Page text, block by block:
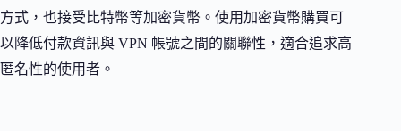
方式，也接受比特幣等加密貨幣。使用加密貨幣購買可
以降低付款資訊與 VPN 帳號之間的關聯性，適合追求高
匿名性的使用者。